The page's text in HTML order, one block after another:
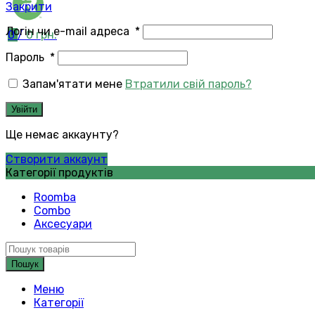
0/ 0 грн.
Закрити
Логін чи e-mail адреса *
Пароль *
Запам'ятати мене Втратили свій пароль?
Увійти
Ще немає аккаунту?
Створити аккаунт
Категорії продуктів
Roomba
Combo
Аксесуари
Пошук
Меню
Категорії